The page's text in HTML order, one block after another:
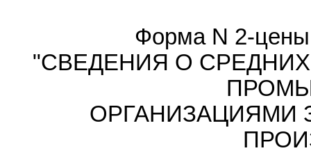
Форма N 2-цены
"СВЕДЕНИЯ О
ОРГАНИЗАЦИЯМИ